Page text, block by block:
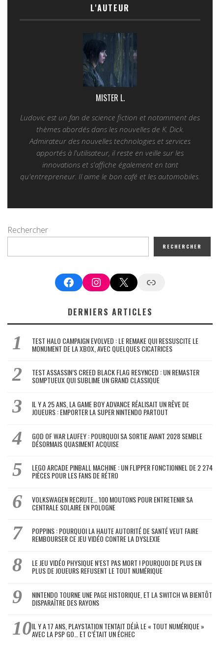
L'AUTEUR
MISTER L.
Ludovic est un fan de science fiction et notamment des
thèmes abordés dans les nouvelles de K. Dick.
Admirateur des nouvelles technologies et services
apportés à l'utilisateur, il reste en veille sur les
innovations et s'affiche également en tant
qu'entrepreneur. Il aime le bon café et les automobiles.
Rechercher
RECHERCHER
FacebookInstagram
X Google News
DERNIERS ARTICLES
TEST HALO CAMPAIGN EVOLVED : LE REMAKE QUI RESSUSCITE LE
MONUMENT DE LA XBOX, AVEC QUELQUES CICATRICES
TEST ASSASSIN’S CREED BLACK FLAG RESYNCED : UN REMASTER
SOMPTUEUX QUI SUBLIME UN GRAND CLASSIQUE
IL Y A 25 ANS, LA GAME BOY ADVANCE RÉALISAIT UN RÊVE DE
JOUEURS : EMPORTER LA SUPER NINTENDO PARTOUT
GOD OF WAR LAUFEY : POURQUOI SA SORTIE AVANT 2028 SEMBLE
DÉSORMAIS QUASIMENT ACQUISE
LEGO ARCADE PINBALL MACHINE : UN FLIPPER FONCTIONNEL DE 2 274
PIÈCES POUR LES FANS DE RÉTRO
VOLKSWAGEN RECRUTE… 100 MOUTONS POUR ENTRETENIR SA
CENTRALE SOLAIRE EN POLOGNE
POPPINS : POURQUOI LA HAUTE AUTORITÉ DE SANTÉ VEUT FAIRE
REMBOURSER CE JEU VIDÉO CONTRE LA DYSLEXIE
LE JEU VIDÉO PHYSIQUE N’EST PAS MORT ! POURQUOI DE PLUS EN
PLUS DE JOUEURS REFUSENT LE TOUT NUMÉRIQUE
NINTENDO TOURNE UNE PAGE HISTORIQUE, ET LA SWITCH VA BIENTÔT
DISPARAÎTRE DES RAYONS
IL Y A 17 ANS, PLAYSTATION TENTAIT DÉJÀ LE « TOUT NUMÉRIQUE »
AVEC LA PSP GO… ET C’ÉTAIT UN ÉCHEC